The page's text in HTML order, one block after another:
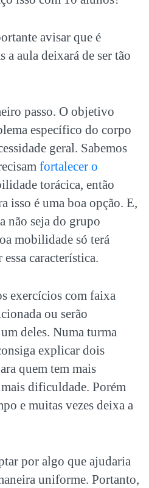
avisar que é
a aula deixará de ser tão
passo. O objetivo
específico do corpo
geral. Sabemos
fortalecer o
torácica, então
isso é uma boa opção. E,
não seja do grupo
mobilidade só terá
característica.
exercícios com faixa
ou serão
deles. Numa turma
explicar dois
quem tem mais
dificuldade. Porém
e muitas vezes deixa a
por algo que ajudaria
uniforme. Portanto,